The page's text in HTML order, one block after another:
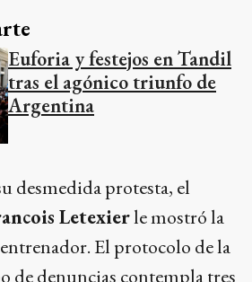
Euforia y festejos en Tandil
tras el agónico triunfo de
Argentina
desmedida protesta, el
Letexierle mostró la
El protocolo de la
de denuncias contempla tres